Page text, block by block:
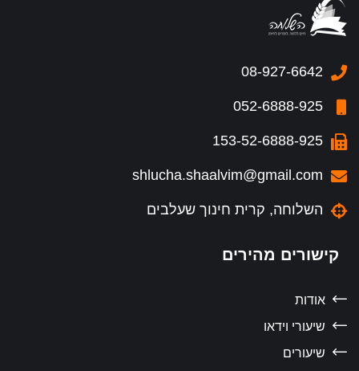
08-927-6642
052-6888-925
153-52-6888-925
shlucha.shaalvim@gmail.com
השלוחה, קרית חינוך שעלבים
קישורים מהירים
אודות
שיעורי וידאו
שיעורים